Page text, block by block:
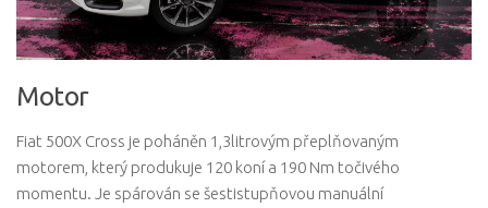
Motor
Fiat 500X Cross je poháněn 1,3litrovým přeplňovaným
motorem, který produkuje 120 koní a 190 Nm točivého
momentu. Je spárován se šestistupňovou manuální